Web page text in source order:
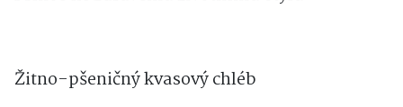
Žitno-pšeničný kvasový chléb